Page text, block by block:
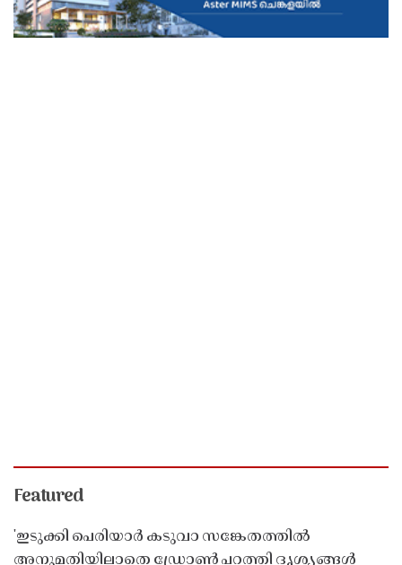
Featured
'ഇടുക്കി പെരിയാർ കടുവാ സങ്കേതത്തിൽ